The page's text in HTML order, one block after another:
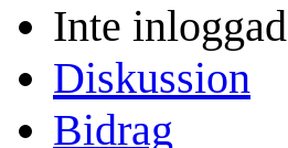
Inte inloggad
Diskussion
Bidrag